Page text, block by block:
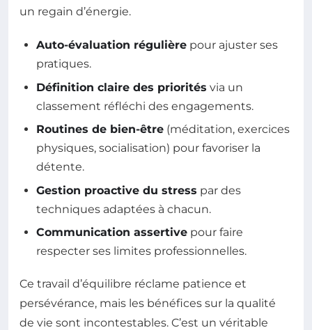
un regain d’énergie.
Auto-évaluation régulière pour ajuster ses
pratiques.
Définition claire des priorités via un
classement réfléchi des engagements.
Routines de bien-être (méditation, exercices
physiques, socialisation) pour favoriser la
détente.
Gestion proactive du stress par des
techniques adaptées à chacun.
Communication assertive pour faire
respecter ses limites professionnelles.
Ce travail d’équilibre réclame patience et
persévérance, mais les bénéfices sur la qualité
de vie sont incontestables. C’est un véritable